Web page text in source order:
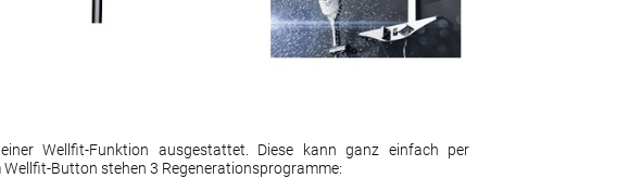
Wellfit-Funktion ausgestattet. Diese kann ganz einfach per
Button stehen 3 Regenerationsprogramme: